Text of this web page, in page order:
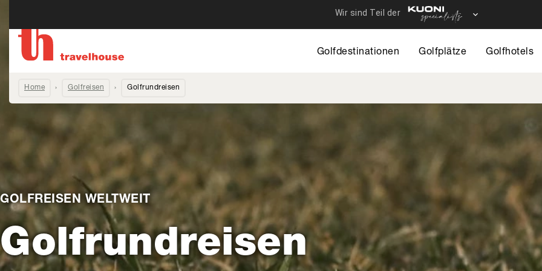
Direkt
zum
Inhalt
12 -
Golfdestinationen Golfplätze Golfhotels
Home Golfreisen Golfrundreisen
GOLFREISEN WELTWEIT
Golfrundreisen